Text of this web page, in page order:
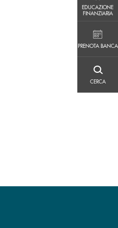
EDUCAZIONE
FINANZIARIA
PRENOTA BANCA
CERCA